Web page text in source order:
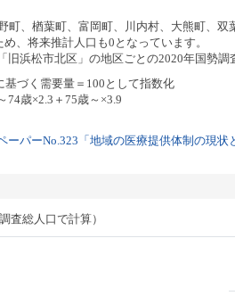
、楢葉町、富岡町、川内村、大熊町、
将来推計人口も0となっています。
浜松市北区」の地区ごとの2020年国勢調
づく需要量＝100として指数化
74歳×2.3＋75歳～×3.9
ーパーNo.323「地域の医療提供体制の現
査総人口で計算）